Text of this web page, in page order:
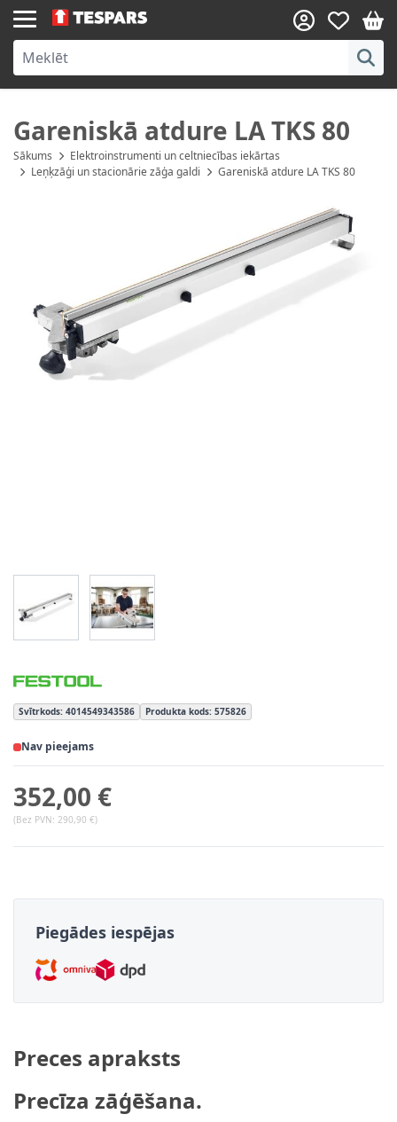
Skip to Content
Gareniskā atdure LA TKS 80
Sākums
Elektroinstrumenti un celtniecības iekārtas
Leņķzāģi un stacionārie zāģa galdi
Gareniskā atdure LA TKS 80
View larger imageView larger image
Svītrkods: 4014549343586 Produkta kods: 575826
Nav pieejams
352,00 €
(Bez PVN: 290,90 €)
Piegādes iespējas
Preces apraksts
Precīza zāģēšana.